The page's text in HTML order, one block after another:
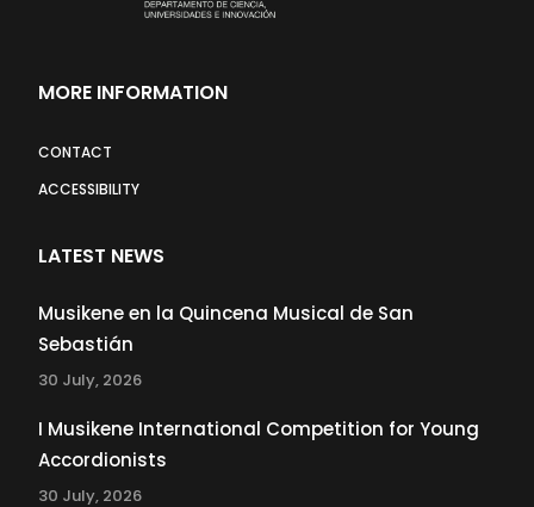
MORE INFORMATION
CONTACT
ACCESSIBILITY
LATEST NEWS
Musikene en la Quincena Musical de San
Sebastián
30 July, 2026
I Musikene International Competition for Young
Accordionists
30 July, 2026